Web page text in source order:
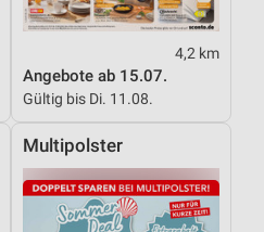
4,2 km
Angebote ab 15.07.
Gültig bis Di. 11.08.
Multipolster